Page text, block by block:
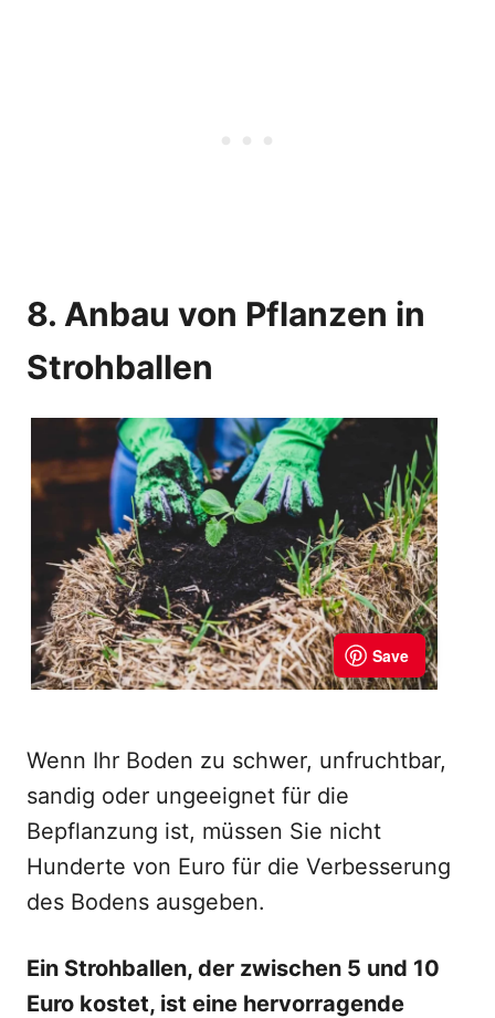
8. Anbau von Pflanzen in
Strohballen
Wenn Ihr Boden zu schwer, unfruchtbar,
sandig oder ungeeignet für die
Bepflanzung ist, müssen Sie nicht
Hunderte von Euro für die Verbesserung
des Bodens ausgeben.
Ein Strohballen, der zwischen 5 und 10
Euro kostet, ist eine hervorragende